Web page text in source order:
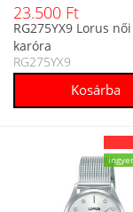
23.500 Ft
RG275YX9 Lorus
karóra
RG275YX9